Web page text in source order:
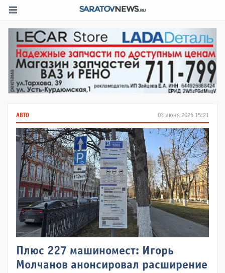
03 июня 2026 15:21
АВТО
Плюс 227 машиномест: Игорь
Молчанов анонсировал расширение